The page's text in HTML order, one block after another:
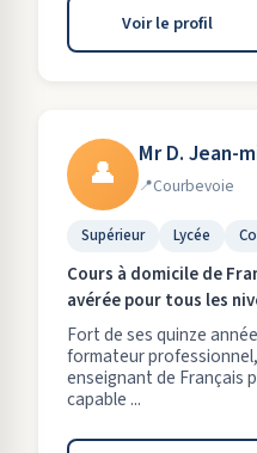
Voir le profil
👤 Mr D. Jean-
Courbevoie
Supérieur Lycée
Cours à domicile de
avérée pour tous les
Fort de ses quinze
formateur
enseignant de Français
capable ...